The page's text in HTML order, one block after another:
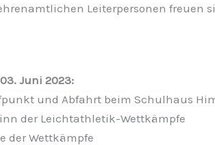
Leiterpersonen freuen
Juni 2023:
und Abfahrt beim Schulhaus
der Leichtathletik-Wettkämpfe
der Wettkämpfe